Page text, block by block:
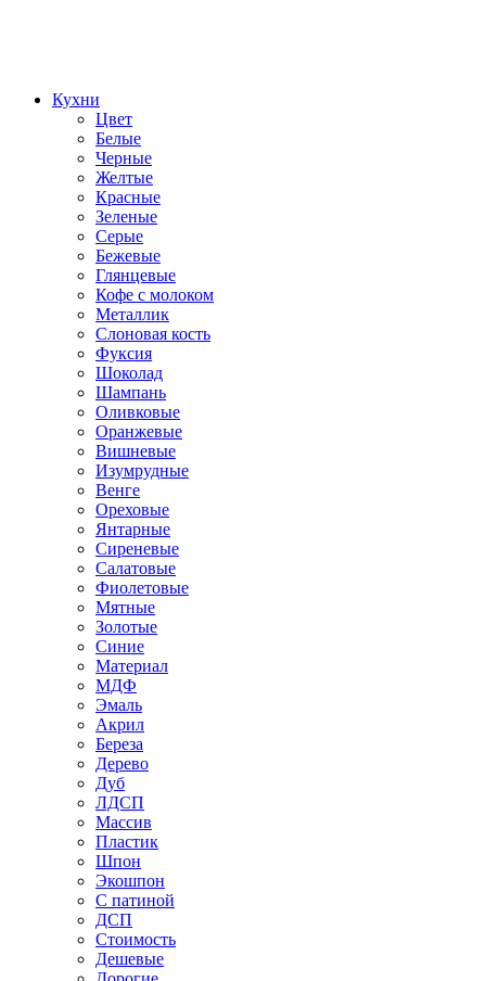
Кухни
Цвет
Белые
Черные
Желтые
Красные
Зеленые
Серые
Бежевые
Глянцевые
Кофе с молоком
Металлик
Слоновая кость
Фуксия
Шоколад
Шампань
Оливковые
Оранжевые
Вишневые
Изумрудные
Венге
Ореховые
Янтарные
Сиреневые
Салатовые
Фиолетовые
Мятные
Золотые
Синие
Материал
МДФ
Эмаль
Акрил
Береза
Дерево
Дуб
ЛДСП
Массив
Пластик
Шпон
Экошпон
С патиной
ДСП
Стоимость
Дешевые